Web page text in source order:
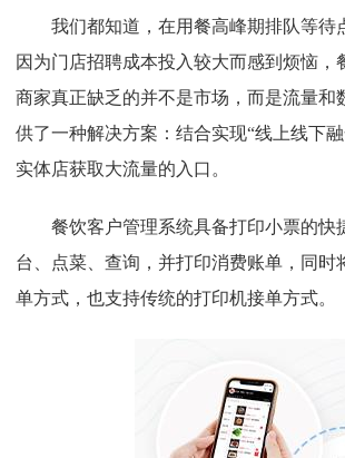
我们都知道，在用餐高峰期排队等
因为门店招聘成本投入较大而感到烦恼
商家真正缺乏的并不是市场，而是流量和
供了一种解决方案：结合实现“线上线下
实体店获取大流量的入口。
餐饮客户管理系统具备打印小票的
台、点菜、查询，并打印消费账单，同
单方式，也支持传统的打印机接单方式。